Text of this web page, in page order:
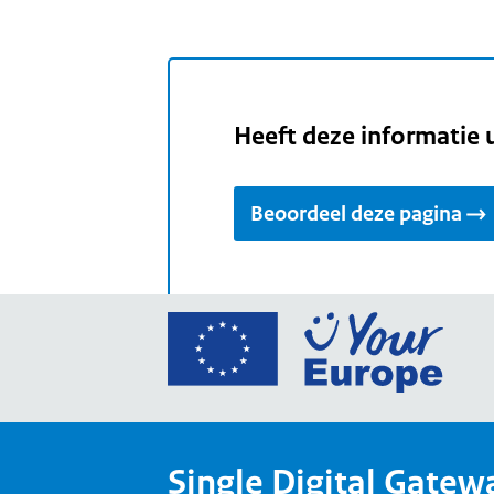
Heeft deze informatie
Beoordeel deze pagina
Ga
Your
Single Digital